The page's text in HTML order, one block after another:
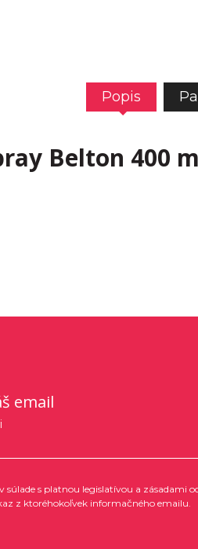
Popis
Belton 400
email
s platnou legislatívou a
z ktoréhokoľvek informačného emailu.